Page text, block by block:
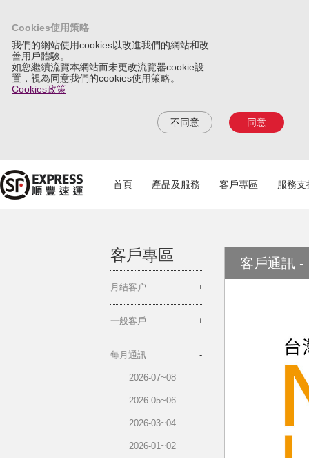
Cookies使用策略
我們的網站使用cookies以改進我們的網站和改
善用戶體驗。
如您繼續流覽本網站而未更改流覽器cookie設
置，視為同意我們的cookies使用策略。
Cookies政策
不同意 同意
首頁 產品及服務 客戶專區 服務支
客戶專區
月结客户
一般客戶
每月通訊
2026-07~08
2026-05~06
2026-03~04
2026-01~02
客戶通訊 -